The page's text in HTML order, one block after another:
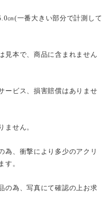
㎝(一番大きい部分で計測して
本で、商品に含まれません
ービス、損害賠償はありませ
ません。
為、衝撃により多少のアクリ
す。
の為、写真にて確認の上お求